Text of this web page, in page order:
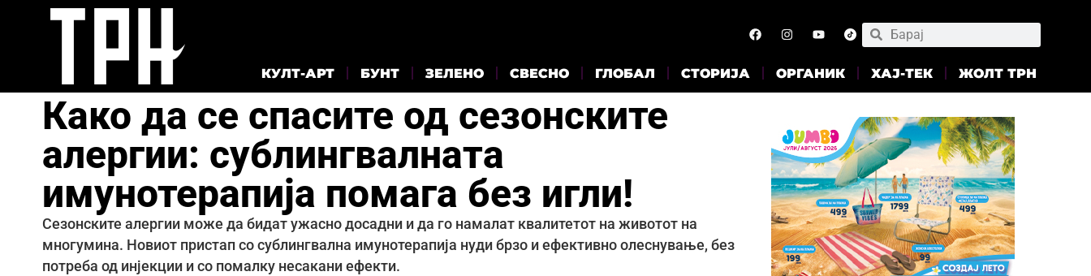
КУЛТ-АРТ БУНТ ЗЕЛЕНО СВЕСНО ГЛОБАЛ СТОРИЈА ОРГАНИК ХАЈ-ТЕК ЖОЛТ ТРН
Како да се спасите од сезонските
алергии: сублингвалната
имунотерапија помага без игли!
Сезонските алергии може да бидат ужасно досадни и да го намалат квалитетот на животот на
многумина. Новиот пристап со сублингвална имунотерапија нуди брзо и ефективно олеснување, без
потреба од инјекции и со помалку несакани ефекти.